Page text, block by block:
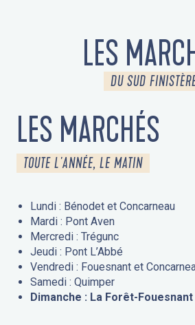
LES
DU SUD
LES MARCHÉS
TOUTE L'ANNÉE, LE MATIN
Lundi : Bénodet et Concarneau
Mardi : Pont Aven
Mercredi : Trégunc
Jeudi : Pont L’Abbé
Vendredi : Fouesnant et
Samedi : Quimper
Dimanche : La Forêt-Fouesnant